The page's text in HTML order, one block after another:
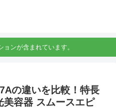
ンが含まれています。
の違いを比較！特長
美容器 スムースエピ